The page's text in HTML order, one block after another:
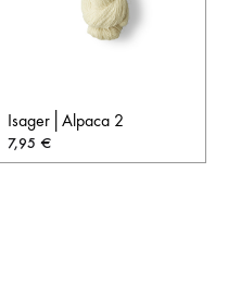
Isager│Alpaca 2
7,95 €